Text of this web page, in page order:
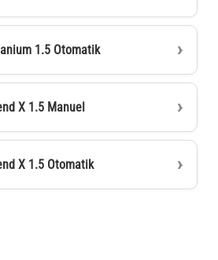
1.5 Otomatik
X 1.5 Manuel
X 1.5 Otomatik